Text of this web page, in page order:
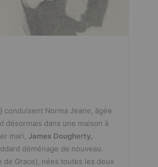
conduisent Norma Jeane, âgée
désormais dans une maison à
mari, James Dougherty,
déménage de nouveau.
Grace), nées toutes les deux